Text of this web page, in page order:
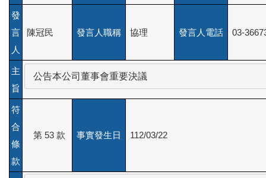
發
言
人
陳冠民 發言人職稱 協理 發言人電話 03-
主
旨
公告本公司董事會重要決議
符
合
條
款
第 53 款 事實發生日 112/03/22